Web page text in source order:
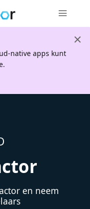
native apps kunt
en neem